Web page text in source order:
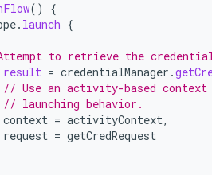
()
{
. launch {
to retrieve the credential
result = credentialManager .
// Use an activity-based context
// launching behavior.
context = activityContext,
request = getCredRequest